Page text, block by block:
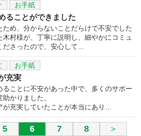
お手紙
ることができました
め、分からないことだらけで不安でした
村様が、丁寧に説明し、細やかにコミュ
さったので、安心して…
お手紙
充実
ことに不安があった中で、多くのサポー
かりました。
充実していたことが本当にあり…
5 6 7 8 ＞